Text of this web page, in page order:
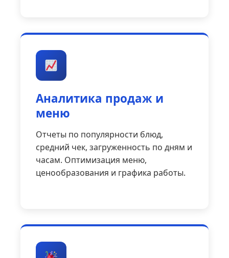
Аналитика продаж и
меню
Отчеты по популярности блюд,
средний чек, загруженность по дням и
часам. Оптимизация меню,
ценообразования и графика работы.